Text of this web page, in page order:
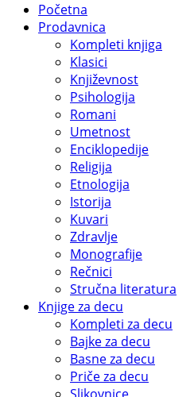
Početna
Prodavnica
Kompleti knjiga
Klasici
Književnost
Psihologija
Romani
Umetnost
Enciklopedije
Religija
Etnologija
Istorija
Kuvari
Zdravlje
Monografije
Rečnici
Stručna literatura
Knjige za decu
Kompleti za decu
Bajke za decu
Basne za decu
Priče za decu